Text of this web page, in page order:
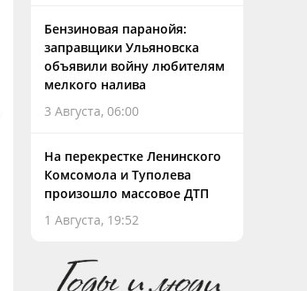
Бензиновая паранойя:
заправщики Ульяновска
объявили войну любителям
мелкого налива
3 Августа, 06:00
На перекрестке Ленинского
Комсомола и Туполева
произошло массовое ДТП
1 Августа, 19:52